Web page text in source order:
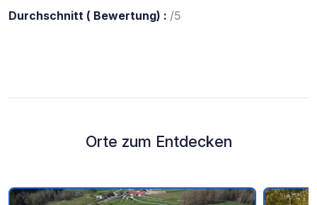
Durchschnitt ( Bewertung) : /5
Orte zum Entdecken